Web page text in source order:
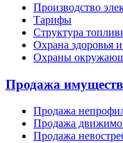
Производство
Тарифы
Структура
Охрана здоровья
Охраны
Продажа
Продажа
Продажа
Продажа